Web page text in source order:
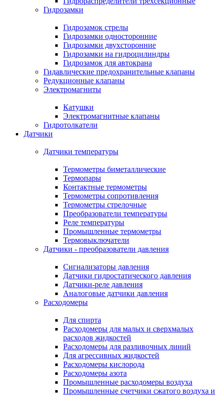
Гидрозамки
Гидрозамок стрелы
Гидрозамки односторонние
Гидрозамки двухсторонние
Гидрозамки на гидроцилиндры
Гидрозамок для автокрана
Гидавлические предохранительные клапаны
Редукционные клапаны
Электромагниты
Катушки
Электромагнитные клапаны
Гидротолкатели
Датчики
Датчики температуры
Термометры биметаллические
Термопары
Контактные термометры
Термометры сопротивления
Термометры стрелочные
Преобразователи температуры
Реле температуры
Промышленные термометры
Термовыключатели
Датчики - преобразователи давления
Сигнализаторы давления
Датчики гидростатического давления
Датчики-реле давления
Аналоговые датчики давления
Расходомеры
Для спирта
Расходомеры для малых и сверхмалых
расходов жидкостей
Расходомеры для разливочных линий
Для агрессивных жидкостей
Расходомеры кислорода
Расходомеры азота
Промышленные расходомеры воздуха
Промышленные счетчики сжатого воздуха и